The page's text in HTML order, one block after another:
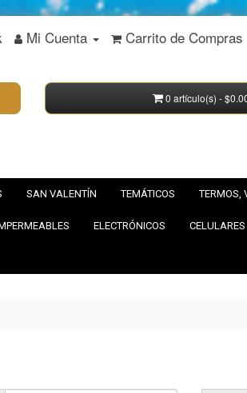
Mi Cuenta Carrito de Compras
0 artículo(s) -
SAN VALENTÍN TEMÁTICOS TERMOS,
ELECTRÓNICOS